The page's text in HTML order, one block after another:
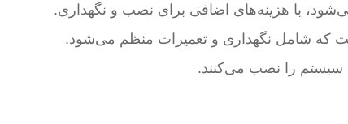
که شامل نگهداری و تعمیرات منظم می‌شود.
سیستم را نصب می‌کنند.